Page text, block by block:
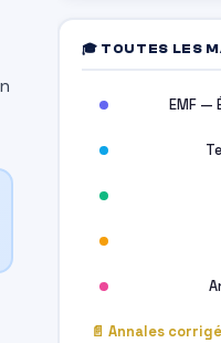
🎓 TOUTES LES
EMF —
📄 Annales